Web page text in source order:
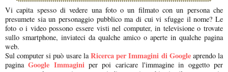
Vi capita spesso di vedere una foto o un filmato con un persona che
presumete sia un personaggio pubblico ma di cui vi sfugge il nome? Le
foto o i video possono essere visti nel computer, in televisione o trovate
sullo smartphone, inviateci da qualche amico o aperte in qualche pagina
web.
Sul computer si può usare la Ricerca per Immagini di Googleaprendo la
paginaGoogle Immaginiper poi caricare l'immagine in oggetto per